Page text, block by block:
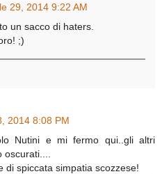
29, 2014 9:22 AM
un sacco di haters.
;)
2014 8:08 PM
Nutini e mi fermo qui..gli altri
di spiccata simpatia scozzese!